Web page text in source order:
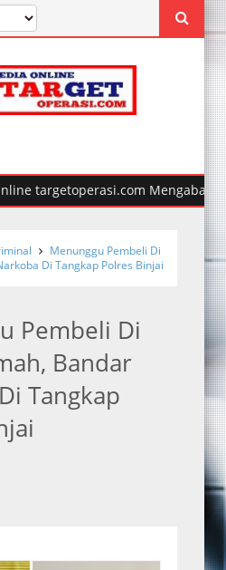
Mengabarkan
Menunggu Pembeli Di
Di Tangkap Polres Binjai
Pembeli Di
Bandar
Tangkap